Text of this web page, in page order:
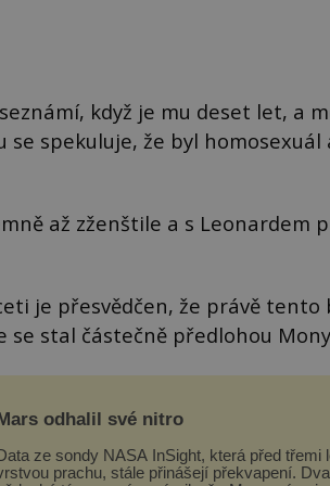
když je mu deset let, a
spekuluje, že byl homosexuál
až zženštile a s Leonardem
je přesvědčen, že právě tento
stal částečně předlohou
Mars odhalil své nitro
ze sondy NASA InSight, která před třemi
prachu, stále přinášejí překvapení.